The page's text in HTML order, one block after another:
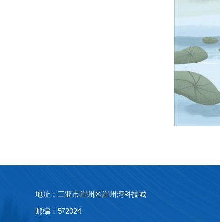
地址：三亚市崖州区崖州湾科技城
邮编：572024